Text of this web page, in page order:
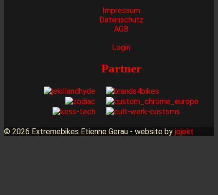
Impressum
Datenschutz
AGB
Login
Partner
© 2026 Extremebikes Etienne Gerau - website by jojekt